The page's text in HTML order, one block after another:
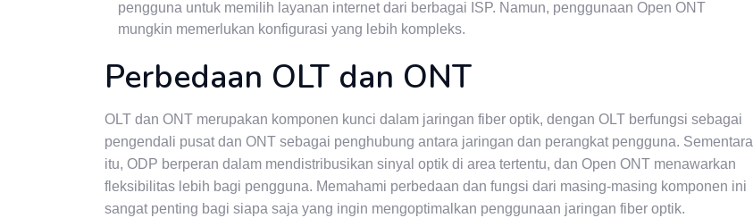
pengguna untuk memilih layanan internet dari berbagai ISP. Namun, penggunaan Open ONT
mungkin memerlukan konfigurasi yang lebih kompleks.
Perbedaan OLT dan ONT
OLT dan ONT merupakan komponen kunci dalam jaringan fiber optik, dengan OLT berfungsi sebagai
pengendali pusat dan ONT sebagai penghubung antara jaringan dan perangkat pengguna. Sementara
itu, ODP berperan dalam mendistribusikan sinyal optik di area tertentu, dan Open ONT menawarkan
fleksibilitas lebih bagi pengguna. Memahami perbedaan dan fungsi dari masing-masing komponen ini
sangat penting bagi siapa saja yang ingin mengoptimalkan penggunaan jaringan fiber optik.